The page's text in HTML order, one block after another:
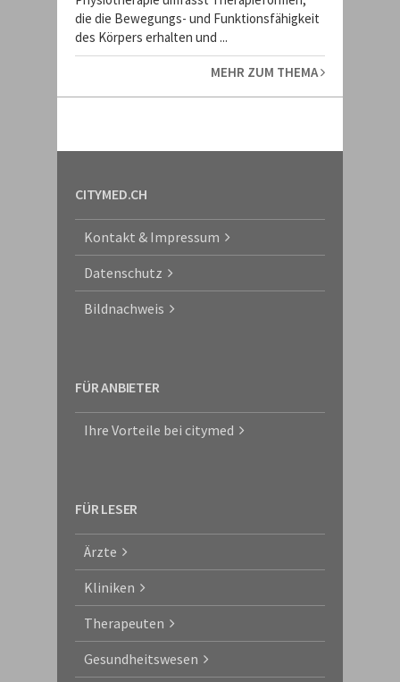
die die Bewegungs- und Funktionsfähigkeit
des Körpers erhalten und ...
MEHR ZUM THEMA
CITYMED.CH
Kontakt & Impressum
Datenschutz
Bildnachweis
FÜR ANBIETER
Ihre Vorteile bei citymed
FÜR LESER
Ärzte
Kliniken
Therapeuten
Gesundheitswesen